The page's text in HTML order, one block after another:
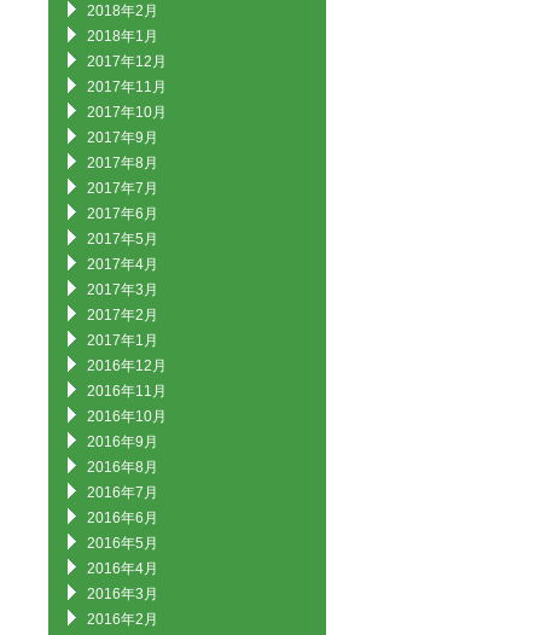
2018年2月
2018年1月
2017年12月
2017年11月
2017年10月
2017年9月
2017年8月
2017年7月
2017年6月
2017年5月
2017年4月
2017年3月
2017年2月
2017年1月
2016年12月
2016年11月
2016年10月
2016年9月
2016年8月
2016年7月
2016年6月
2016年5月
2016年4月
2016年3月
2016年2月